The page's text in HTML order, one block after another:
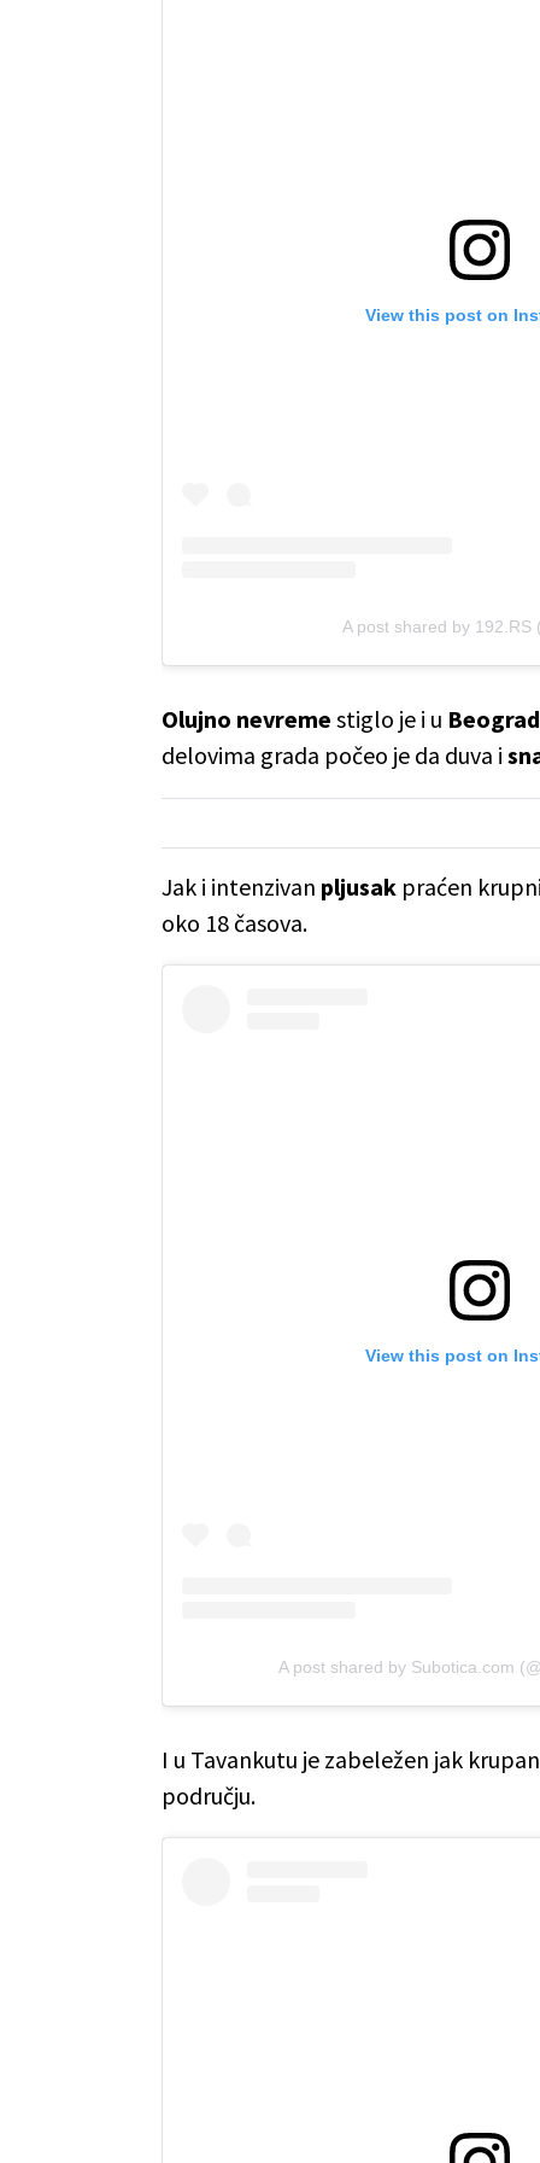
View this post on
A post shared by 192.RS
Olujno nevreme stiglo je i u Beograd
delovima grada počeo je da duva i
Jak i intenzivan pljusak praćen
oko 18 časova.
View this post on
A post shared by Subotica.com
I u Tavankutu je zabeležen jak krupan
području.